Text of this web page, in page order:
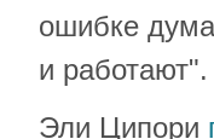
ошибке
и работают".
Эли Ципори